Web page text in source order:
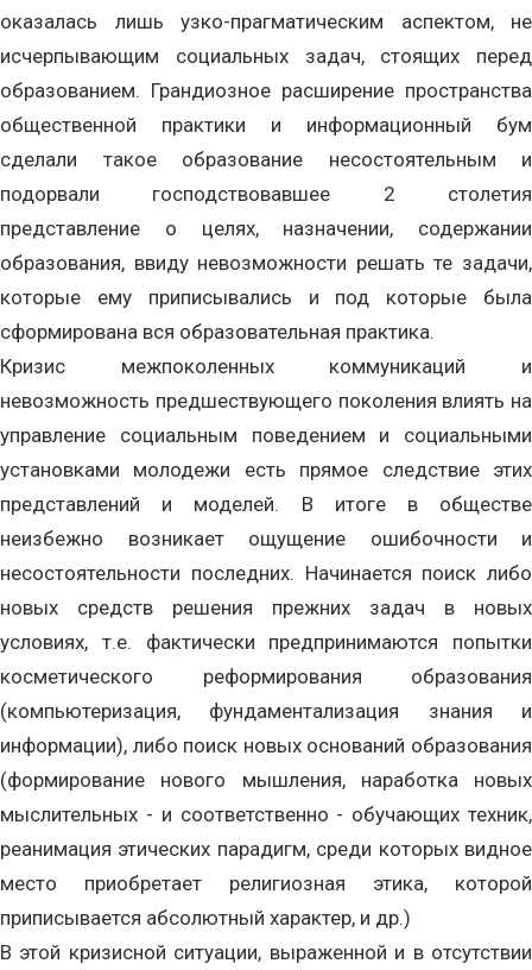
оказалась лишь узко-прагматическим аспектом, не
исчерпывающим социальных задач, стоящих перед
образованием. Грандиозное расширение пространства
общественной практики и информационный бум
сделали такое образование несостоятельным и
подорвали господствовавшее 2 столетия
представление о целях, назначении, содержании
образования, ввиду невозможности решать те задачи,
которые ему приписывались и под которые была
сформирована вся образовательная практика.
Кризис межпоколенных коммуникаций и
невозможность предшествующего поколения влиять на
управление социальным поведением и социальными
установками молодежи есть прямое следствие этих
представлений и моделей. В итоге в обществе
неизбежно возникает ощущение ошибочности и
несостоятельности последних. Начинается поиск либо
новых средств решения прежних задач в новых
условиях, т.е. фактически предпринимаются попытки
косметического реформирования образования
(компьютеризация, фундаментализация знания и
информации), либо поиск новых оснований образования
(формирование нового мышления, наработка новых
мыслительных - и соответственно - обучающих техник,
реанимация этических парадигм, среди которых видное
место приобретает религиозная этика, которой
приписывается абсолютный характер, и др.)
В этой кризисной ситуации, выраженной и в отсутствии